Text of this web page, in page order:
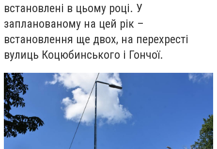
встановлені в цьому році. У
запланованому на цей рік –
встановлення ще двох, на перехресті
вулиць Коцюбинського і Гончої.